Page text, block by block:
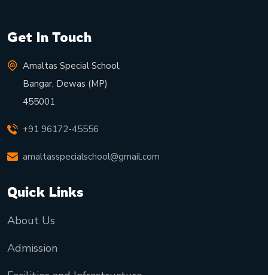
Get In Touch
Amaltas Special School,
Bangar, Dewas (MP)
455001
+91 96172-45556
amaltasspecialschool@gmail.com
Quick Links
About Us
Admission